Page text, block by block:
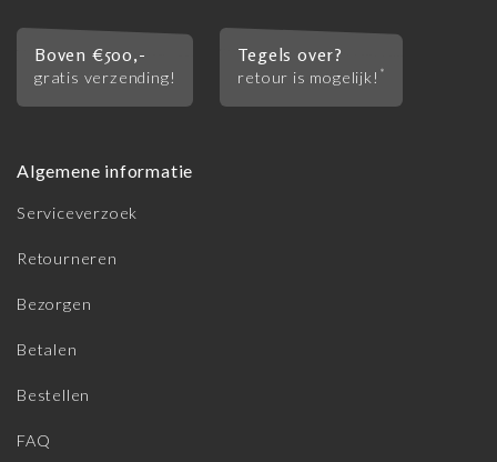
Boven €500,-
gratis verzending!
Tegels over?
retour is mogelijk! *
Algemene informatie
Serviceverzoek
Retourneren
Bezorgen
Betalen
Bestellen
FAQ